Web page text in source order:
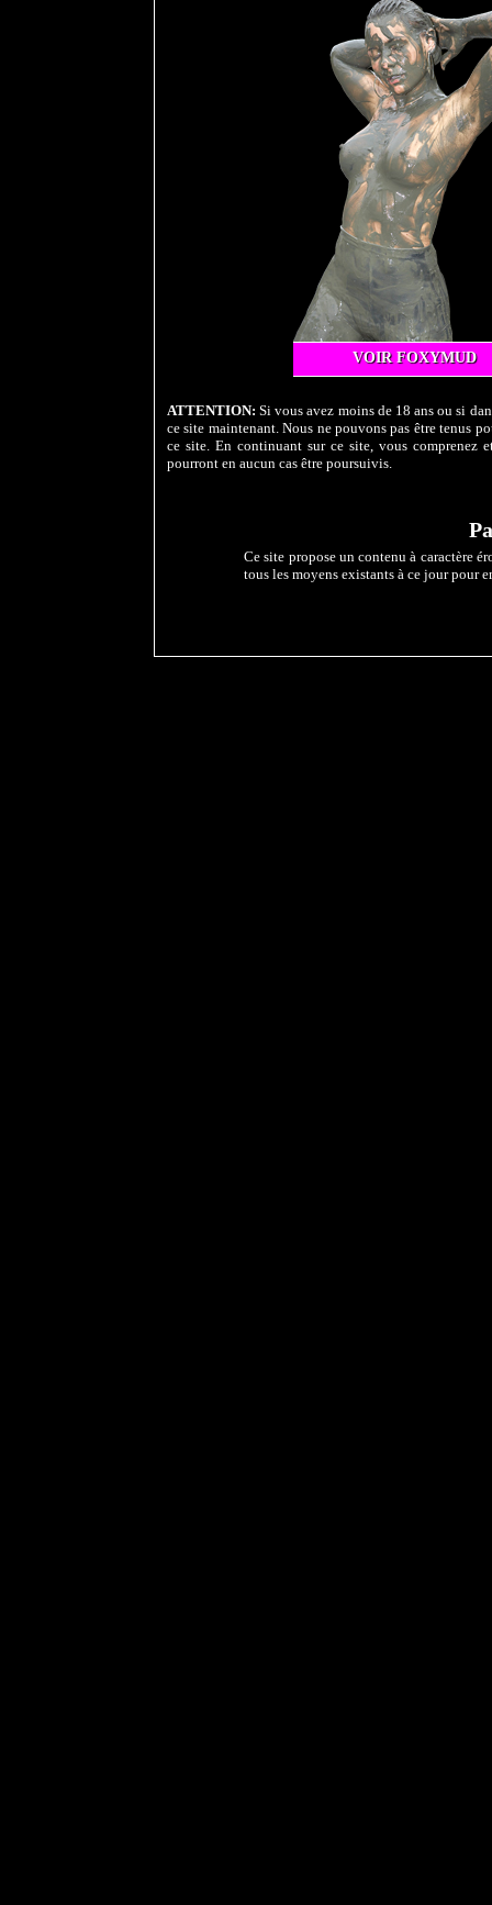
VOIR FOXYMUD
ATTENTION: Si vous avez moins de 18 ans ou si
ce site maintenant. Nous ne pouvons pas être tenus
ce site. En continuant sur ce site, vous comprenez
pourront en aucun cas être poursuivis.
Ce site propose un contenu à caractère
tous les moyens existants à ce jour pour